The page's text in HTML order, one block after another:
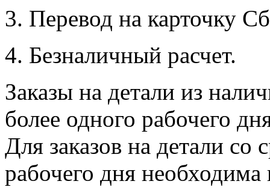
3. Перевод на карточку
4. Безналичный расчет.
Заказы на детали из
более одного рабочего
Для заказов на детали со
рабочего дня необходима